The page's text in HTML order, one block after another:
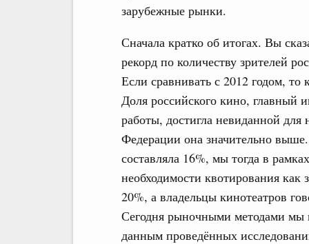
зарубежные рынки.
Сначала кратко об итогах. Вы
рекорд по количеству зрителей
Если сравнивать с 2012 годом,
Доля российского кино, главный
работы, достигла невиданной
Федерации она значительно
составляла 16%, мы тогда в
необходимости квотирования
20%, а владельцы кинотеатров
Сегодня рыночными методами мы
данным проведённых